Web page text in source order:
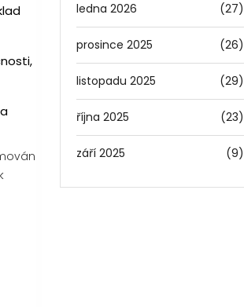
ledna 2026 (27)
prosince 2025 (26)
listopadu 2025 (29)
října 2025 (23)
září 2025 (9)